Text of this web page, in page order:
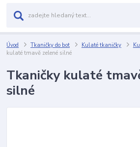
Úvod Tkaničky do bot Kulaté tkaničky
kulaté tmavě zelené silné
Tkaničky kulaté
silné